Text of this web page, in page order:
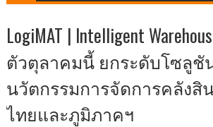
LogiMAT | Intelligent
ตัวตุลาคมนี้ ยกระดับโซลูชั
นวัตกรรมการจัดการคลังสิ
ไทยและภูมิภาคฯ